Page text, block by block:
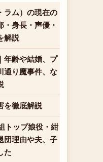
ラム）の現在の
身長・声優・
解説
年齢や結婚、プ
通り魔事件、な
を徹底解説
トップ娘役・紺
団理由や夫、子
た